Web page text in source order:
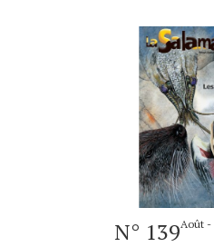
N° 139Août -